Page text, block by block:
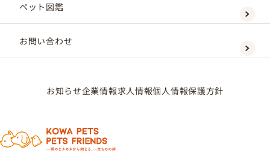
ペット図鑑
お問い合わせ
お知らせ企業情報求人情報個人情報保護方針